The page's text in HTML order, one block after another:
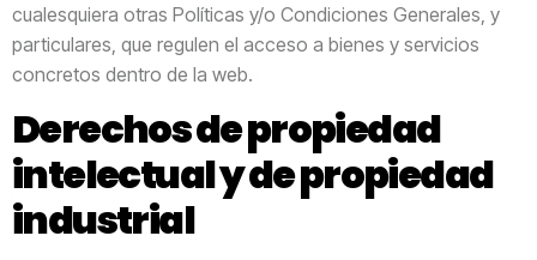
cualesquiera otras Políticas y/o Condiciones Generales, y
particulares, que regulen el acceso a bienes y servicios
concretos dentro de la web.
Derechos de propiedad
intelectual y de propiedad
industrial